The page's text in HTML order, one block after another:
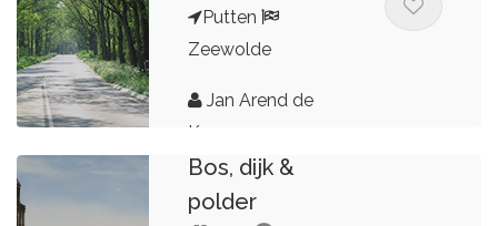
Putten
Zeewolde
Jan Arend de
Kroon
Bos, dijk &
polder